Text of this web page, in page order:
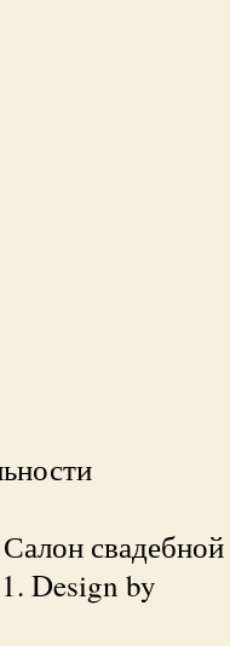
свадебной
Design by